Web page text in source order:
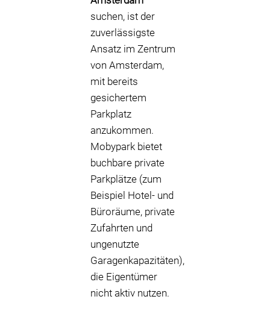
suchen, ist der
zuverlässigste
Ansatz im Zentrum
von Amsterdam,
mit bereits
gesichertem
Parkplatz
anzukommen.
Mobypark bietet
buchbare private
Parkplätze (zum
Beispiel Hotel- und
Büroräume, private
Zufahrten und
ungenutzte
Garagenkapazitäten),
die Eigentümer
nicht aktiv nutzen.